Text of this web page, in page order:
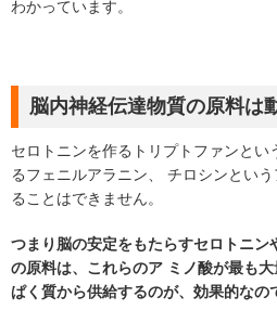
わかっています。
脳内神経伝達物質の原料は
セロトニンを作るトリプトファンと
るフェニルアラニン、 チロシンとい
ることはできません。
つまり脳の安定をもたらすセロトニン
の原料は、これらのア ミノ酸が最も
ぱく質から供給するのが、効果的なの